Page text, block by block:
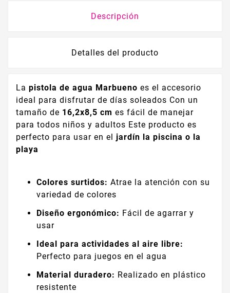
Descripción
Detalles del producto
La pistola de agua Marbueno es el accesorio
ideal para disfrutar de días soleados Con un
tamaño de 16,2x8,5 cm es fácil de manejar
para todos niños y adultos Este producto es
perfecto para usar en el jardín la piscina o la
playa
Colores surtidos: Atrae la atención con su
variedad de colores
Diseño ergonómico: Fácil de agarrar y
usar
Ideal para actividades al aire libre:
Perfecto para juegos en el agua
Material duradero: Realizado en plástico
resistente